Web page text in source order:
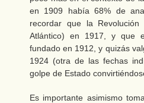
en 1909 había 68% de
recordar que la
Atlántico) en 1917, y que
fundado en 1912, y quizás
1924 (otra de las fechas
golpe de Estado
Es importante asimismo